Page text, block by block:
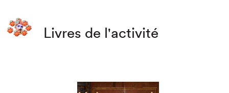
Livres de l'activité